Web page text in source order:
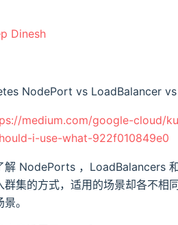
Dinesh
NodePort vs LoadBalancer
medium.com/google-cloud/
i-use-what-922f010849e0
解 NodePorts ，LoadBalancers
群集的方式，适用的场景却各不相
。